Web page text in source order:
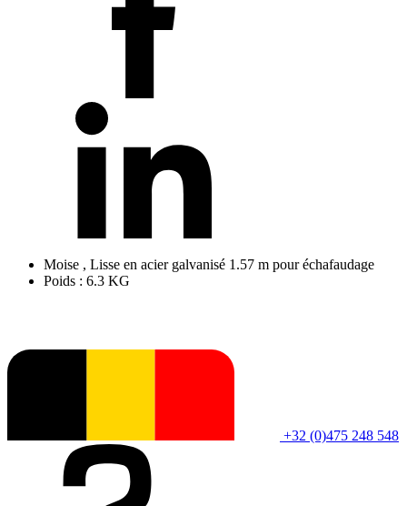
Moise , Lisse en acier galvanisé 1.57 m pour échafaudage
Poids : 6.3 KG
+32 (0)475 248 548